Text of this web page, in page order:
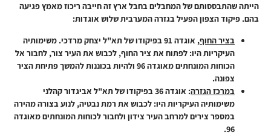
הייתה שהתבססותם של המחבלים בחבל ארץ זה חייבה ריכוז מאמץ פגיעה
בהם. פיקוד הצפון הפעיל בגזרה המערבית שלוש אוגדות:
בציר החוף
, אוגדה 91 בפיקודו של תא"ל יצחק מרדכי. משימותיה
העיקריות היו: לפתוח את ציר החוף, לכבוש את העיר צור, לחבור אל
הכוחות המונחתים מאוגדה 96 ולהיות בכוננות להמשך פתיחת הציר
צפונה.
במרכז הגזרה
: אוגדה 36 בפיקודו של תא"ל אביגדור קהלני
משימותיה העיקריות היו: לכבוש את רמת נבטיה, לנוע בצורה מהירה
במספר צירים למרחב העיר צידון ולחבור לכוחות המונחתים מאוגדה
96.